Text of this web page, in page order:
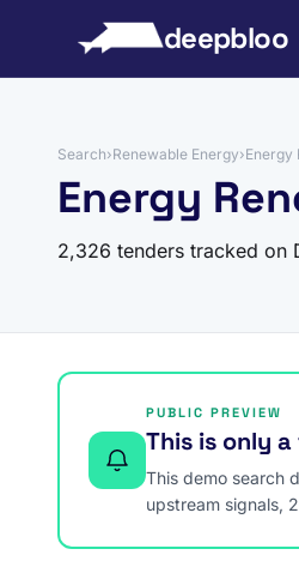
deepbloo
Search›Renewable Energy›Energy
Energy
2,326 tenders tracked on
PUBLIC PREVIEW
This is only
This demo search
upstream signals,